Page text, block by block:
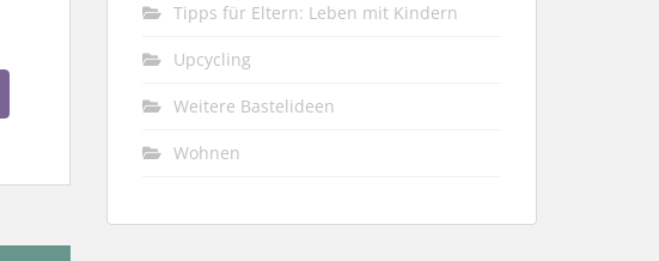
Tipps für Eltern: Leben mit Kindern
Upcycling
Weitere Bastelideen
Wohnen